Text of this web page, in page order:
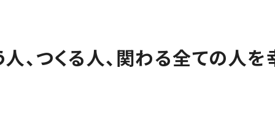
、つくる人、関わる全ての人を